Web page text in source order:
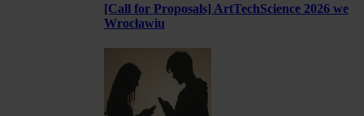
[Call for Proposals] ArtTechScience 2026 we
Wrocławiu